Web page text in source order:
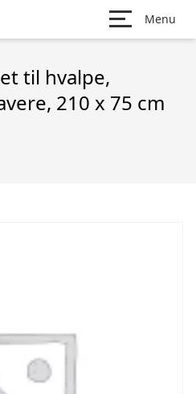
Menu
til hvalpe,
210 x 75 cm